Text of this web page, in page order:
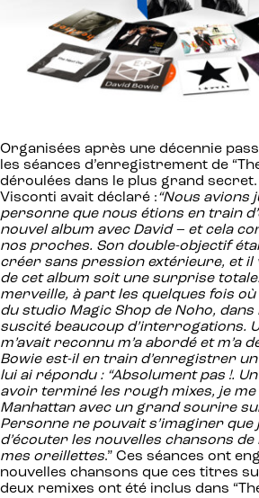
Organisées après une décennie
les séances d’enregistrement de
déroulées dans le plus grand secret.
Visconti avait déclaré :“Nous avions
personne que nous étions en train
nouvel album avec David – et cela
nos proches. Son double-objectif
créer sans pression extérieure, et il
de cet album soit une surprise
merveille, à part les quelques fois
du studio Magic Shop de Noho, dans
suscité beaucoup d’interrogations.
m’avait reconnu m’a abordé et m’a
Bowie est-il en train d’enregistrer un
lui ai répondu : “Absolument pas !.
avoir terminé les rough mixes, je
Manhattan avec un grand sourire
Personne ne pouvait s’imaginer que
d’écouter les nouvelles chansons de
mes oreillettes.” Ces séances ont
nouvelles chansons que ces titres
deux remixes ont été inclus dans